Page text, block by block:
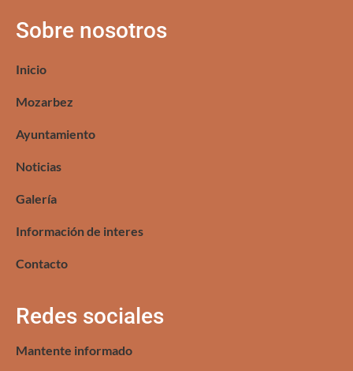
Sobre nosotros
Inicio
Mozarbez
Ayuntamiento
Noticias
Galería
Información de interes
Contacto
Redes sociales
Mantente informado